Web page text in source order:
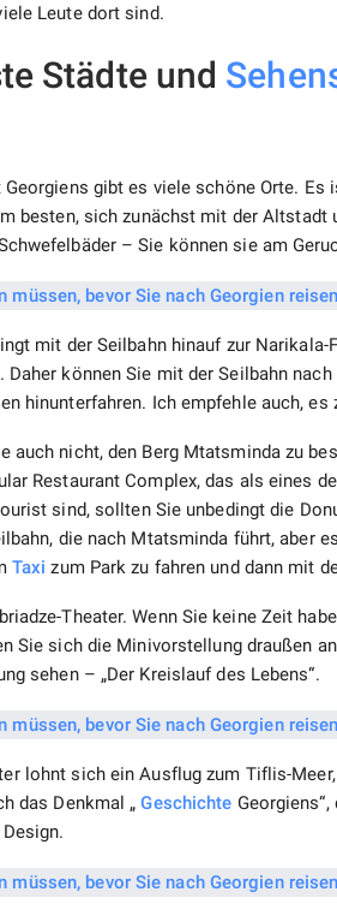
Leute dort sind.
Städte und
gibt es viele schöne Orte.
besten, sich zunächst mit der
– Sie können sie am
mit der Seilbahn hinauf zur
Daher können Sie mit der Seilbahn
hinunterfahren. Ich empfehle auch, es
auch nicht, den Berg Mtatsminda zu
Restaurant Complex, das als eines
sind, sollten Sie unbedingt die
die nach Mtatsminda führt, aber
Taxi zum Park zu fahren und dann mit
Theater. Wenn Sie keine Zeit
Sie sich die Minivorstellung draußen
sehen – „Der Kreislauf des Lebens“.
lohnt sich ein Ausflug zum Tiflis-
das Denkmal „Geschichte